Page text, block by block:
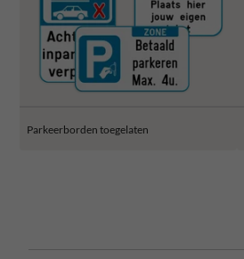
Parkeerborden toegelaten